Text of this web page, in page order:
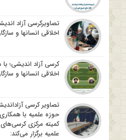
تصاویرکرسی آزاد
اخلاقی انسانها و
کرسی آزاد اندیشی؛
اخلاقی انسانها و
تصاویر کرسی
حوزه علمیه با
کمیته مرکزی
علمیه برگزار می‌کند: